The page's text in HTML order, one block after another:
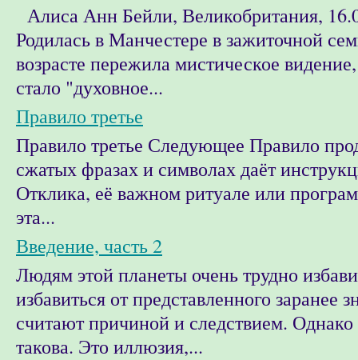
Алиса Анн Бейли, Великобритания,
Родилась в Манчестере в зажиточной
возрасте пережила мистическое
стало "духовное...
Правило третье
Правило третье Следующее Правило
сжатых фразах и символах даёт
Отклика, её важном ритуале или
эта...
Введение, часть 2
Людям этой планеты очень трудно
избавиться от представленного заранее
считают причиной и следствием. Однако
такова. Это иллюзия,...